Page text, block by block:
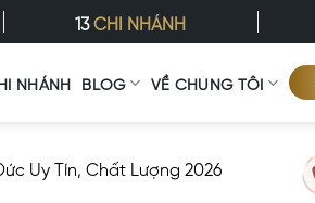
13CHI NHÁNH
NHÁNH BLOG VỀ CHÚNG TÔI
Uy Tín, Chất Lượng 2026